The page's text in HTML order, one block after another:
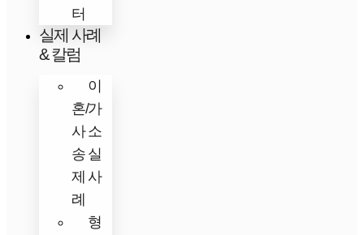
터
실제 사례
& 칼럼
이
혼/가
사 소
송 실
제 사
례
형